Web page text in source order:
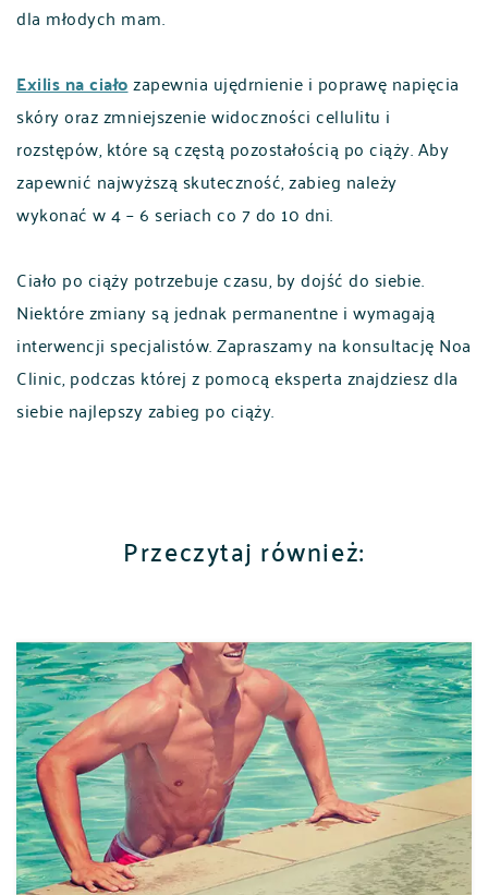
POLSKIENGLISH
dla młodych mam.
Exilis na ciałozapewnia ujędrnienie i poprawę napięcia
skóry oraz zmniejszenie widoczności cellulitu i
rozstępów, które są częstą pozostałością po ciąży. Aby
zapewnić najwyższą skuteczność, zabieg należy
wykonać w 4 – 6 seriach co 7 do 10 dni.
Ciało po ciąży potrzebuje czasu, by dojść do siebie.
Niektóre zmiany są jednak permanentne i wymagają
interwencji specjalistów. Zapraszamy na konsultację Noa
Clinic, podczas której z pomocą eksperta znajdziesz dla
siebie najlepszy zabieg po ciąży.
Przeczytaj również: